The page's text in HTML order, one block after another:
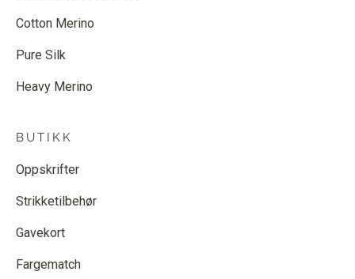
Cotton Merino
Pure Silk
Heavy Merino
BUTIKK
Oppskrifter
Strikketilbehør
Gavekort
Fargematch